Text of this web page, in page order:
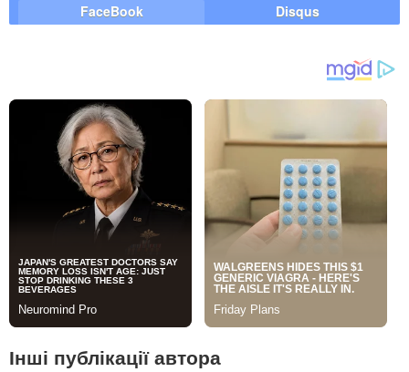
FaceBook Disqus
Інші публікації автора